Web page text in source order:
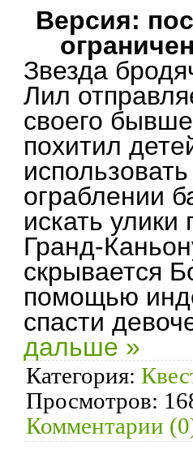
Версия:
Звезда
Лил
своего
похитил
ограблении
искать
Гранд-
скрывается
помощью
спасти
дальше »
Категория:
Просмотров:
Комментарии